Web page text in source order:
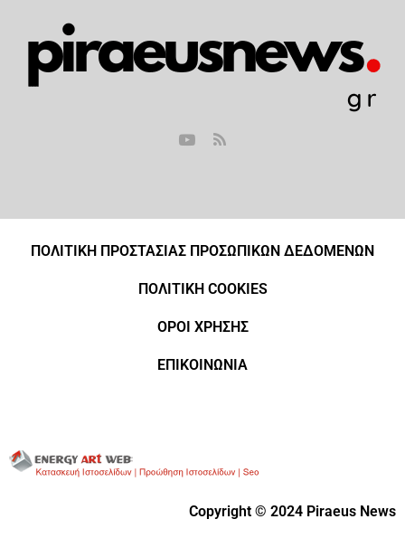
ΠΟΛΙΤΙΚΗ ΠΡΟΣΤΑΣΙΑΣ ΠΡΟΣΩΠΙΚΩΝ ΔΕΔΟΜΕΝΩΝ
ΠΟΛΙΤΙΚΗ COOKIES
ΟΡΟΙ ΧΡΗΣΗΣ
ΕΠΙΚΟΙΝΩΝΙΑ
Copyright © 2024 Piraeus News